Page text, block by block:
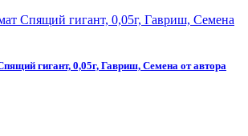
гигант, 0,05г, Гавриш, Семена от автора